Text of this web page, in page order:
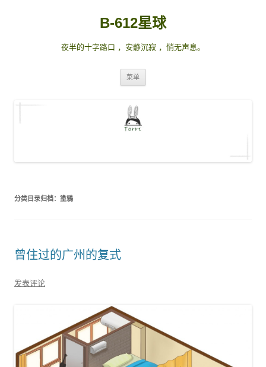
B-612星球
夜半的十字路口 ，安静沉寂 ，悄无声息。
菜单
分类目录归档： 塗鴉
曾住过的广州的复式
发表评论